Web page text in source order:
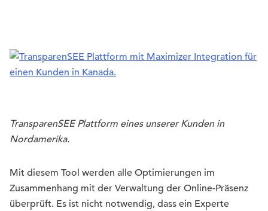
TransparenSEE Plattform eines unserer Kunden in
Nordamerika.
Mit diesem Tool werden alle Optimierungen im
Zusammenhang mit der Verwaltung der Online-Präsenz
überprüft. Es ist nicht notwendig, dass ein Experte